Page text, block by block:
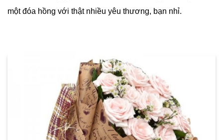
một đóa hồng với thật nhiều yêu thương, bạn nhỉ.